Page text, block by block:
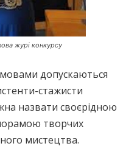
журі конкурсу
допускаються
стажисти
назвати своєрідною
творчих
мистецтва.